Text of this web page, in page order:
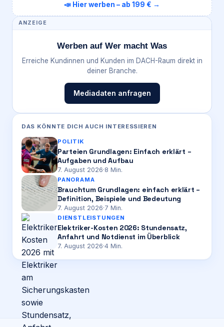
📣 Hier werben – ab 199 € →
ANZEIGE
Werben auf Wer macht Was
Erreiche Kundinnen und Kunden im DACH-Raum direkt in
deiner Branche.
Mediadaten anfragen
DAS KÖNNTE DICH AUCH INTERESSIEREN
POLITIK
Parteien Grundlagen: Einfach erklärt –
Aufgaben und Aufbau
7. August 2026·8 Min.
PANORAMA
Brauchtum Grundlagen: einfach erklärt –
Definition, Beispiele und Bedeutung
7. August 2026·7 Min.
DIENSTLEISTUNGEN
Elektriker-Kosten 2026: Stundensatz,
Anfahrt und Notdienst im Überblick
7. August 2026·4 Min.